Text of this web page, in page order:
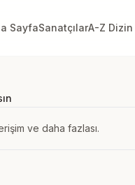
SayfaSanatçılarA-Z Dizin
ve daha fazlası.